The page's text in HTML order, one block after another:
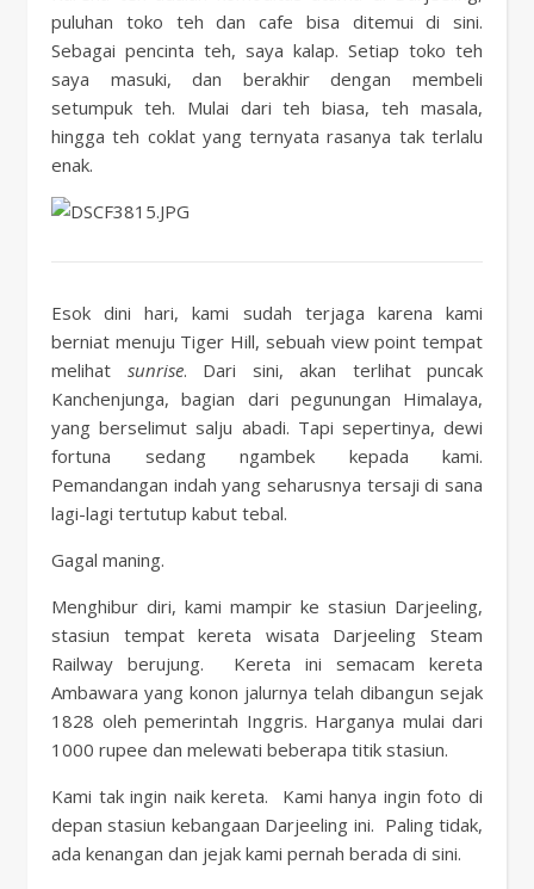
puluhan toko teh dan cafe bisa ditemui di sini.
Sebagai pencinta teh, saya kalap. Setiap toko teh
saya masuki, dan berakhir dengan membeli
setumpuk teh. Mulai dari teh biasa, teh masala,
hingga teh coklat yang ternyata rasanya tak terlalu
enak.
Esok dini hari, kami sudah terjaga karena kami
berniat menuju Tiger Hill, sebuah view point tempat
melihat sunrise. Dari sini, akan terlihat puncak
Kanchenjunga, bagian dari pegunungan Himalaya,
yang berselimut salju abadi. Tapi sepertinya, dewi
fortuna sedang ngambek kepada kami.
Pemandangan indah yang seharusnya tersaji di sana
lagi-lagi tertutup kabut tebal.
Gagal maning.
Menghibur diri, kami mampir ke stasiun Darjeeling,
stasiun tempat kereta wisata Darjeeling Steam
Railway berujung. Kereta ini semacam kereta
Ambawara yang konon jalurnya telah dibangun sejak
1828 oleh pemerintah Inggris. Harganya mulai dari
1000 rupee dan melewati beberapa titik stasiun.
Kami tak ingin naik kereta. Kami hanya ingin foto di
depan stasiun kebangaan Darjeeling ini. Paling tidak,
ada kenangan dan jejak kami pernah berada di sini.